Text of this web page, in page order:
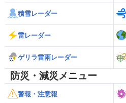
積雪レーダー
雷レーダー
ゲリラ雷雨レーダー
防災・減災メニュー
警報・注意報